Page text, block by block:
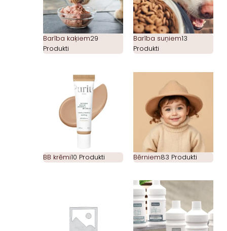
Barība kaķiem29
Produkti
Barība suņiem13
Produkti
BB krēmi10 Produkti Bērniem83 Produkti